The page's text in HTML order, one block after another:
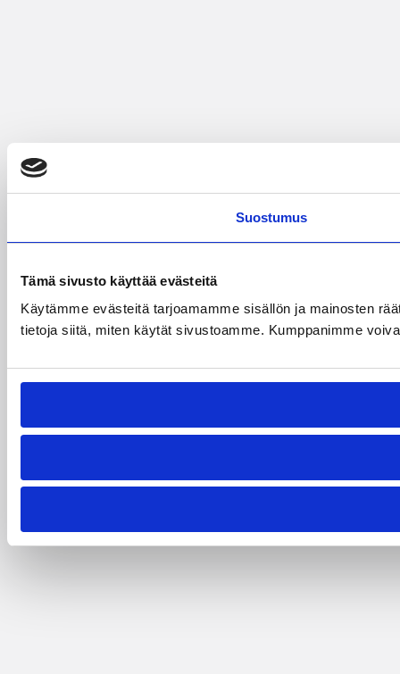
Suostumus
Tämä sivusto käyttää evästeitä
Käytämme evästeitä tarjoamamme sisällön ja mainosten
tietoja siitä, miten käytät sivustoamme. Kumppanimme